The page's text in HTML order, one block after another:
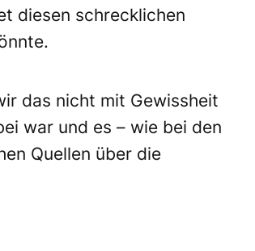
diesen schrecklichen
das nicht mit Gewissheit
war und es – wie bei den
Quellen über die